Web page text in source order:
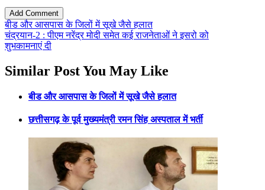
बीड और आसपास के जिलों में सूखे जैसे हलात
चंद्रयान-2 : पीएम नरेंद्र मोदी समेत कई राजनेताओं ने इसरो को
शुभकामनाएं दी
Similar Post You May Like
बीड और आसपास के जिलों में सूखे जैसे हलात
छत्तीसगढ़ के पूर्व मुख्यमंत्री रमन सिंह अस्पताल में भर्ती